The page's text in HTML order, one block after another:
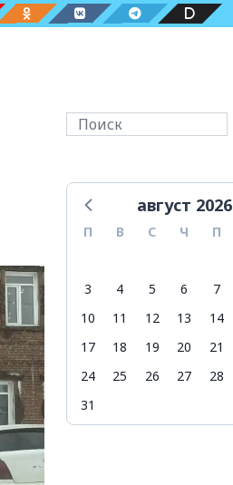
август 2026
П В С Ч П
3
4 5 6 7
10
11 12 13 14
17
18 19 20 21
24
25 26 27 28
31